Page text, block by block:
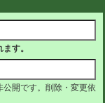
す。
開です。削除・変更依